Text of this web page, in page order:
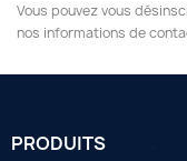
Vous pouvez vous
nos informations de
PRODUITS